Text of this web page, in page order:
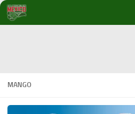
Debajo del contenido
MANGO